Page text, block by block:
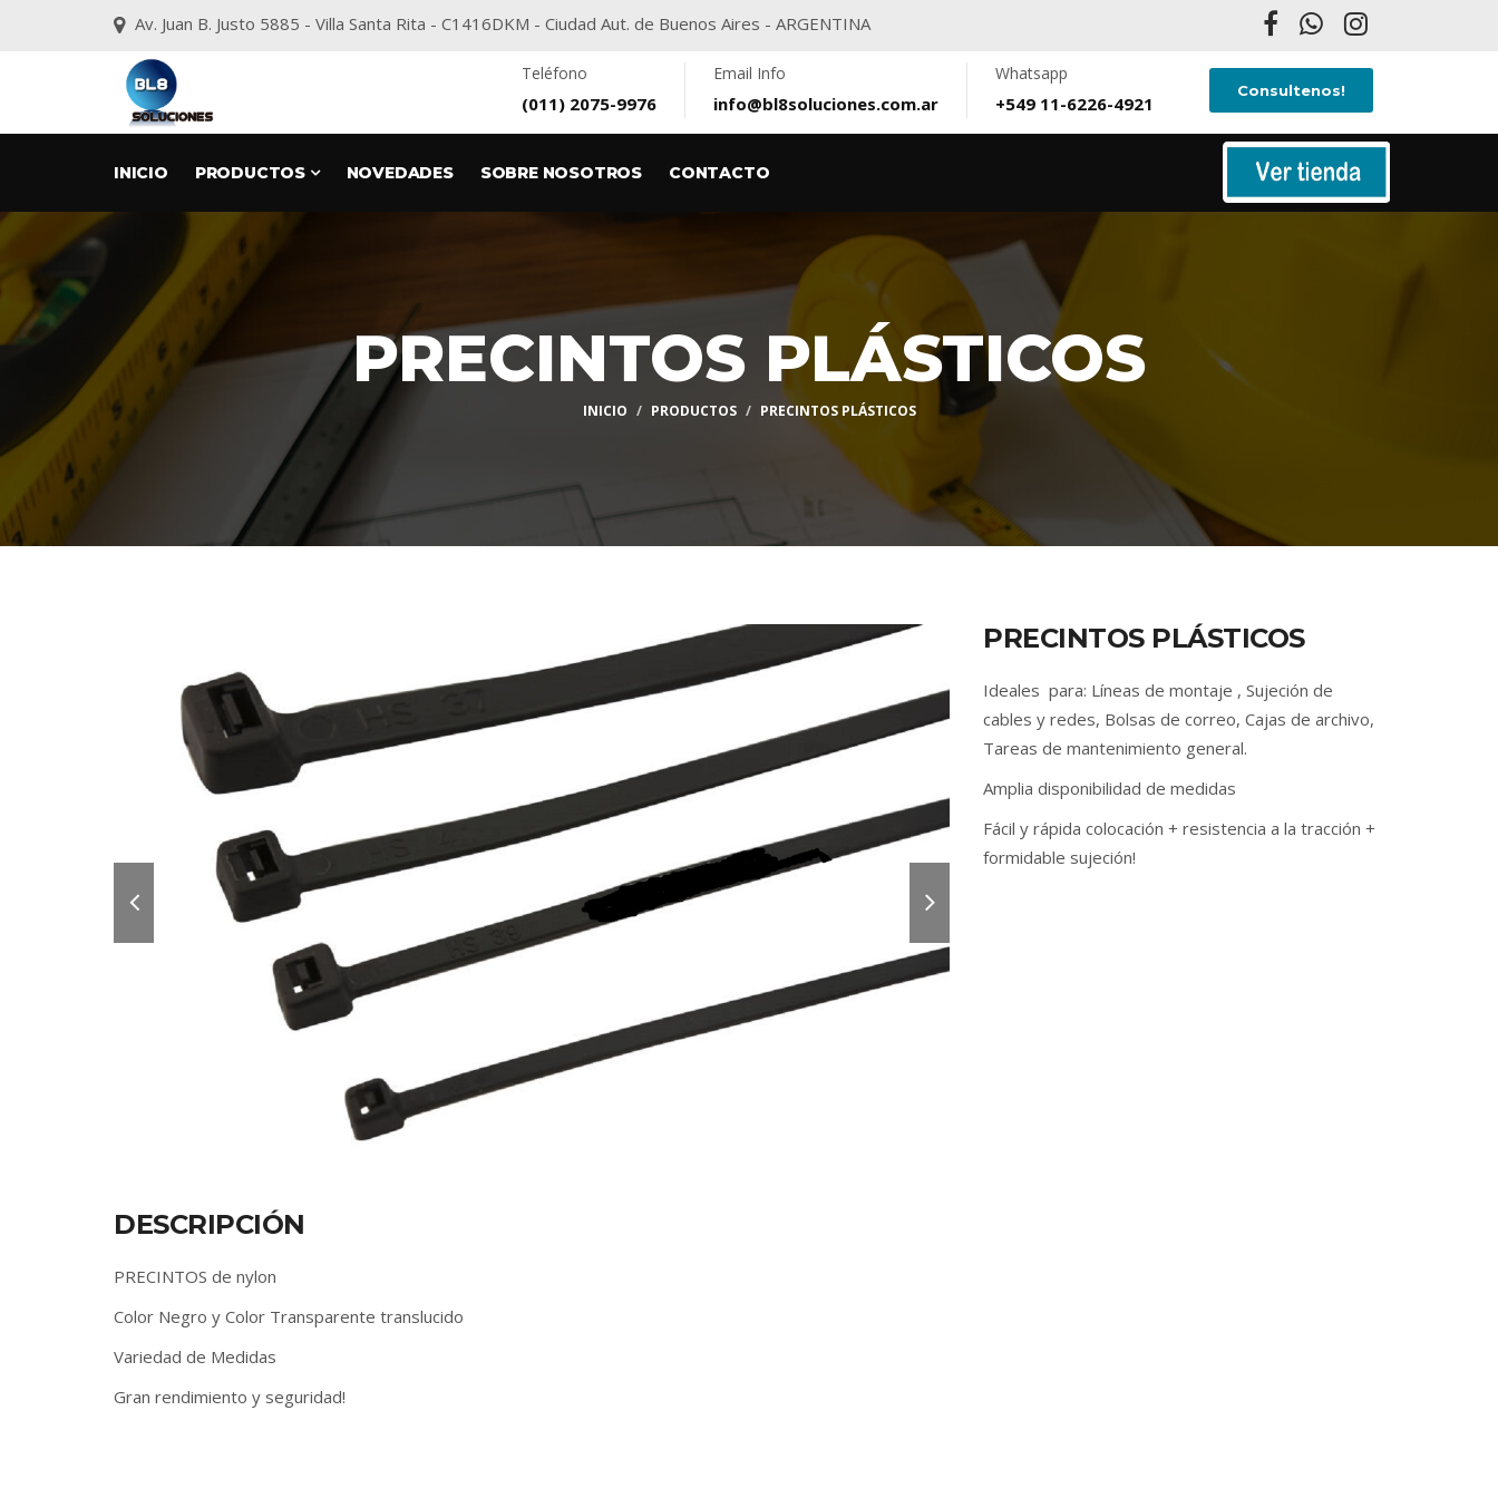
Av. Juan B. Justo 5885 - Villa Santa Rita - C1416DKM - Ciudad Aut. de Buenos Aires - ARGENTINA
Teléfono
(011) 2075-9976
Email Info
info@bl8soluciones.com.ar
Whatsapp
+549 11-6226-4921
Consultenos!
INICIO PRODUCTOS NOVEDADES SOBRE NOSOTROS CONTACTO
PRECINTOS PLÁSTICOS
INICIO PRODUCTOS PRECINTOS PLÁSTICOS
DESCRIPCIÓN
PRECINTOS de nylon
Color Negro y Color Transparente translucido
Variedad de Medidas
Gran rendimiento y seguridad!
PRECINTOS PLÁSTICOS
Ideales para: Líneas de montaje , Sujeción de
cables y redes, Bolsas de correo, Cajas de archivo,
Tareas de mantenimiento general.
Amplia disponibilidad de medidas
Fácil y rápida colocación + resistencia a la tracción +
formidable sujeción!